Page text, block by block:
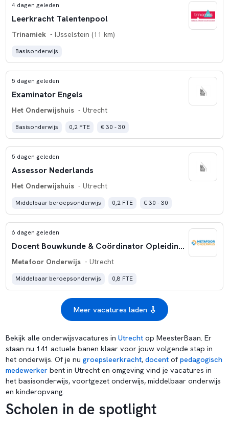
4 dagen geleden
Leerkracht Talentenpool
Trinamiek - IJsselstein (11 km)
Basisonderwijs
5 dagen geleden
Examinator Engels
Het Onderwijshuis - Utrecht
Basisonderwijs 0,2 FTE € 30 - 30
5 dagen geleden
Assessor Nederlands
Het Onderwijshuis - Utrecht
Middelbaar beroepsonderwijs 0,2 FTE € 30 - 30
6 dagen geleden
Docent Bouwkunde & Coördinator Opleiding | Regio Utrecht | 0,8 FTE
Metafoor Onderwijs - Utrecht
Middelbaar beroepsonderwijs 0,8 FTE
Meer vacatures laden
Bekijk alle onderwijsvacatures in Utrechtop MeesterBaan. Er
staan nu 141 actuele banen klaar voor jouw volgende stap in
het onderwijs. Of je nu groepsleerkracht, docentof pedagogisch
medewerkerbent in Utrecht en omgeving vind je vacatures in
het basisonderwijs, voortgezet onderwijs, middelbaar onderwijs
en kinderopvang.
Scholen in de spotlight